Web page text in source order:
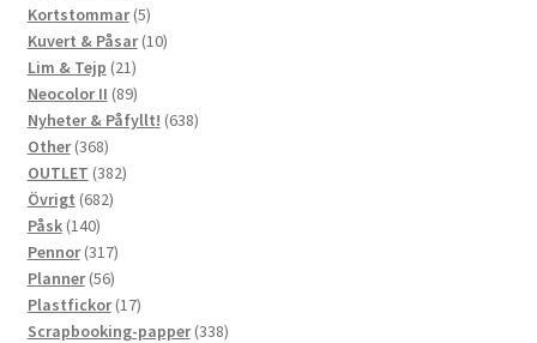
produkter
Kortstommar 55
produkter
Kuvert & Påsar 1010
Lim & Tejp 2121
produkter
Neocolor II 8989
produkter
Nyheter & Påfyllt! 638638
Other 368368
produkter
OUTLET 382382
Övrigt 682682
Påsk 140140
produkter
Pennor 317317
produkter
Planner 5656
produkter
Plastfickor 1717
produkter
Scrapbooking-papper 338338